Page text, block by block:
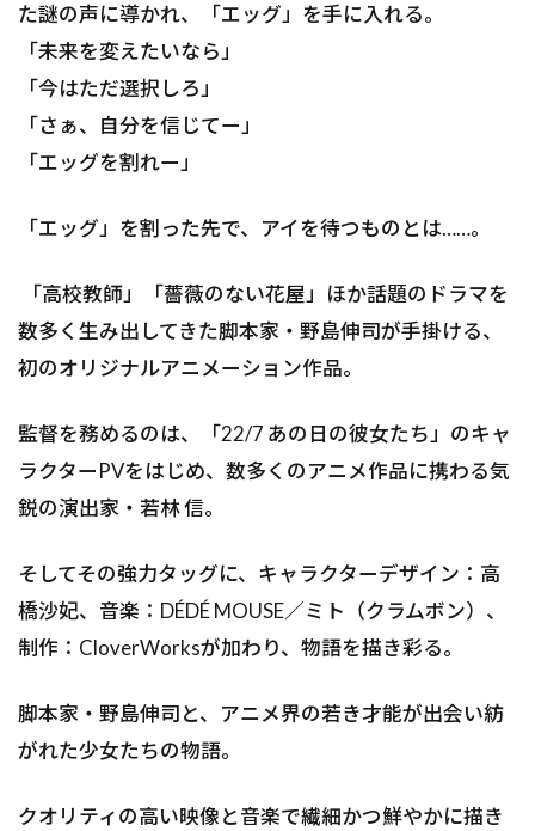
た謎の声に導かれ、「エッグ」を手に入れる。
「未来を変えたいなら」
「今はただ選択しろ」
「さぁ、自分を信じてー」
「エッグを割れー」
「エッグ」を割った先で、アイを待つものとは……。
「高校教師」「薔薇のない花屋」ほか話題のドラマを
数多く生み出してきた脚本家・野島伸司が手掛ける、
初のオリジナルアニメーション作品。
監督を務めるのは、「22/7 あの日の彼女たち」のキャ
ラクターPVをはじめ、数多くのアニメ作品に携わる気
鋭の演出家・若林 信。
そしてその強力タッグに、キャラクターデザイン：高
橋沙妃、音楽：DÉDÉ MOUSE／ミト（クラムボン）、
制作：CloverWorksが加わり、物語を描き彩る。
脚本家・野島伸司と、アニメ界の若き才能が出会い紡
がれた少女たちの物語。
クオリティの高い映像と音楽で繊細かつ鮮やかに描き